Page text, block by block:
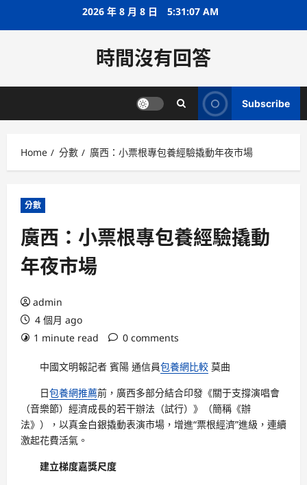
2026 年 8 月 8 日 5:31:08 AM
時間沒有回答
Subscribe
Home 分數 廣西：小票根專包養經驗撬動年夜市場
分數
廣西：小票根專包養經驗撬動
年夜市場
admin
4 個月 ago
1 minute read
0 comments
中國文明報記者 賓陽 通信員包養網比較 莫曲
日包養網推薦前，廣西多部分結合印發《關于支撐演唱會
（音樂節）經濟成長的若干辦法（試行）》（簡稱《辦
法》），以真金白銀撬動表演市場，增進“票根經濟”進級，連續
激起花費活氣。
建立梯度嘉獎尺度